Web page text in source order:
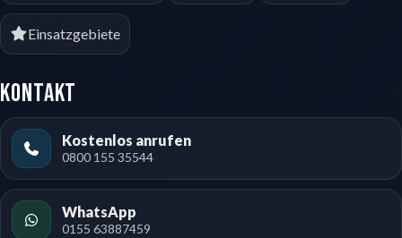
Einsatzgebiete
Kontakt
Kostenlos anrufen
0800 155 35544
WhatsApp
0155 63887459